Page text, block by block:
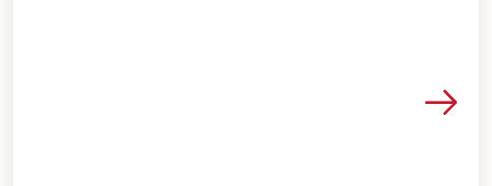
Voir les détails de la